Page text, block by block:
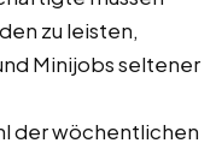
zu leisten,
Minijobs seltener
der wöchentlichen